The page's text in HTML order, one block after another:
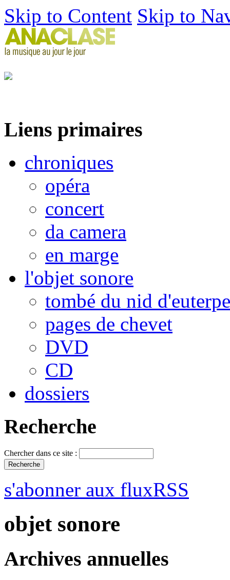
Skip to Content Skip to
Liens primaires
chroniques
opéra
concert
da camera
en marge
l'objet sonore
tombé du nid d'euterpe
pages de chevet
DVD
CD
dossiers
Recherche
Chercher dans ce site :
s'abonner aux fluxRSS
objet sonore
Archives annuelles